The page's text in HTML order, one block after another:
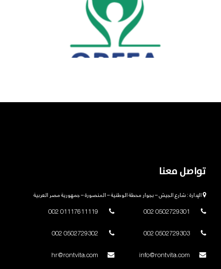
تواصل معنا
الإدارة : شارع الجيش – بجوار محطة الوطنية – المنصورة – جمهورية مصر العربية